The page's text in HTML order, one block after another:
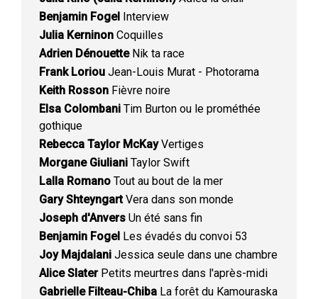
Benjamin Fogel Interview
Julia Kerninon Coquilles
Adrien DénouetteNik ta race
Frank Loriou Jean-Louis Murat - Photorama
Keith Rosson Fièvre noire
Elsa Colombani Tim Burton ou le prométhée
gothique
Rebecca Taylor McKayVertiges
Morgane Giuliani Taylor Swift
Lalla Romano Tout au bout de la mer
Gary ShteyngartVera dans son monde
Joseph d'Anvers Un été sans fin
Benjamin Fogel Les évadés du convoi 53
Joy Majdalani Jessica seule dans une chambre
Alice SlaterPetits meurtres dans l'après-midi
Gabrielle Filteau-Chiba La forêt du Kamouraska